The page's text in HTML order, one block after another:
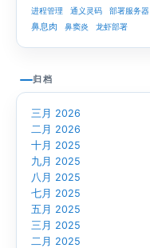
进程管理 通义灵码 部署服务器
鼻息肉 鼻窦炎 龙虾部署
归档
三月 2026
二月 2026
十月 2025
九月 2025
八月 2025
七月 2025
五月 2025
三月 2025
二月 2025